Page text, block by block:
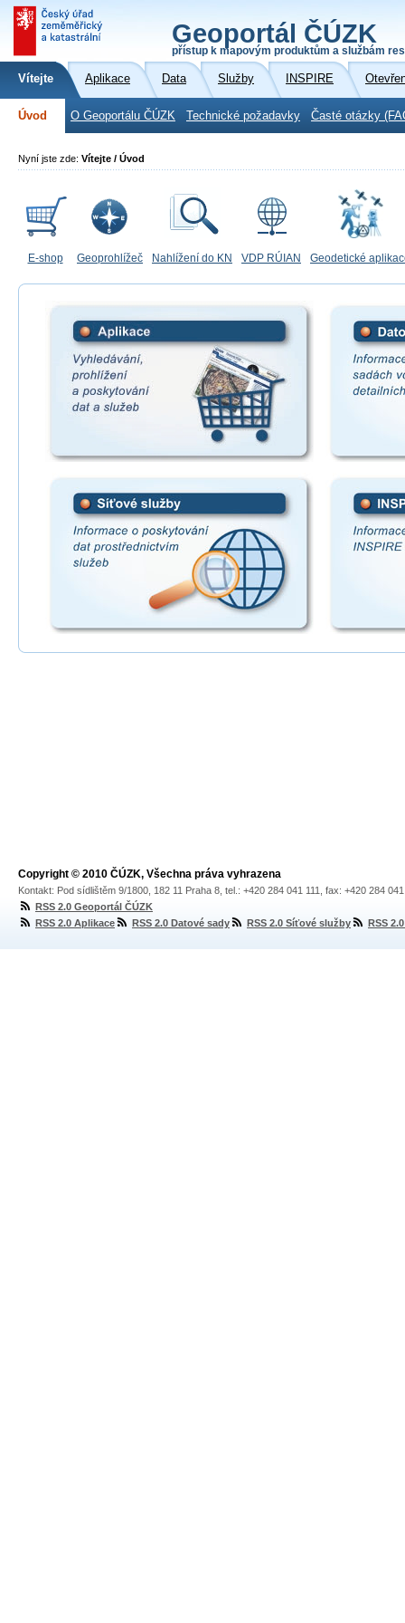
Geoportál ČÚZK
přístup k mapovým produktům a službám
Vítejte Aplikace Data Služby INSPIRE
Úvod O Geoportálu ČÚZK Technické požadavky Časté otázky
Nyní jste zde: Vítejte / Úvod
E-shop Geoprohlížeč Nahlížení do KN VDP RÚIAN Geodetické
Copyright © 2010 ČÚZK, Všechna práva vyhrazena
Kontakt: Pod sídlištěm 9/1800, 182 11 Praha 8, tel.: +420 284 041 111, fax: +420 284
RSS 2.0 Geoportál ČÚZK
RSS 2.0 Aplikace
RSS 2.0 Datové sady RSS 2.0 Síťové služby RSS